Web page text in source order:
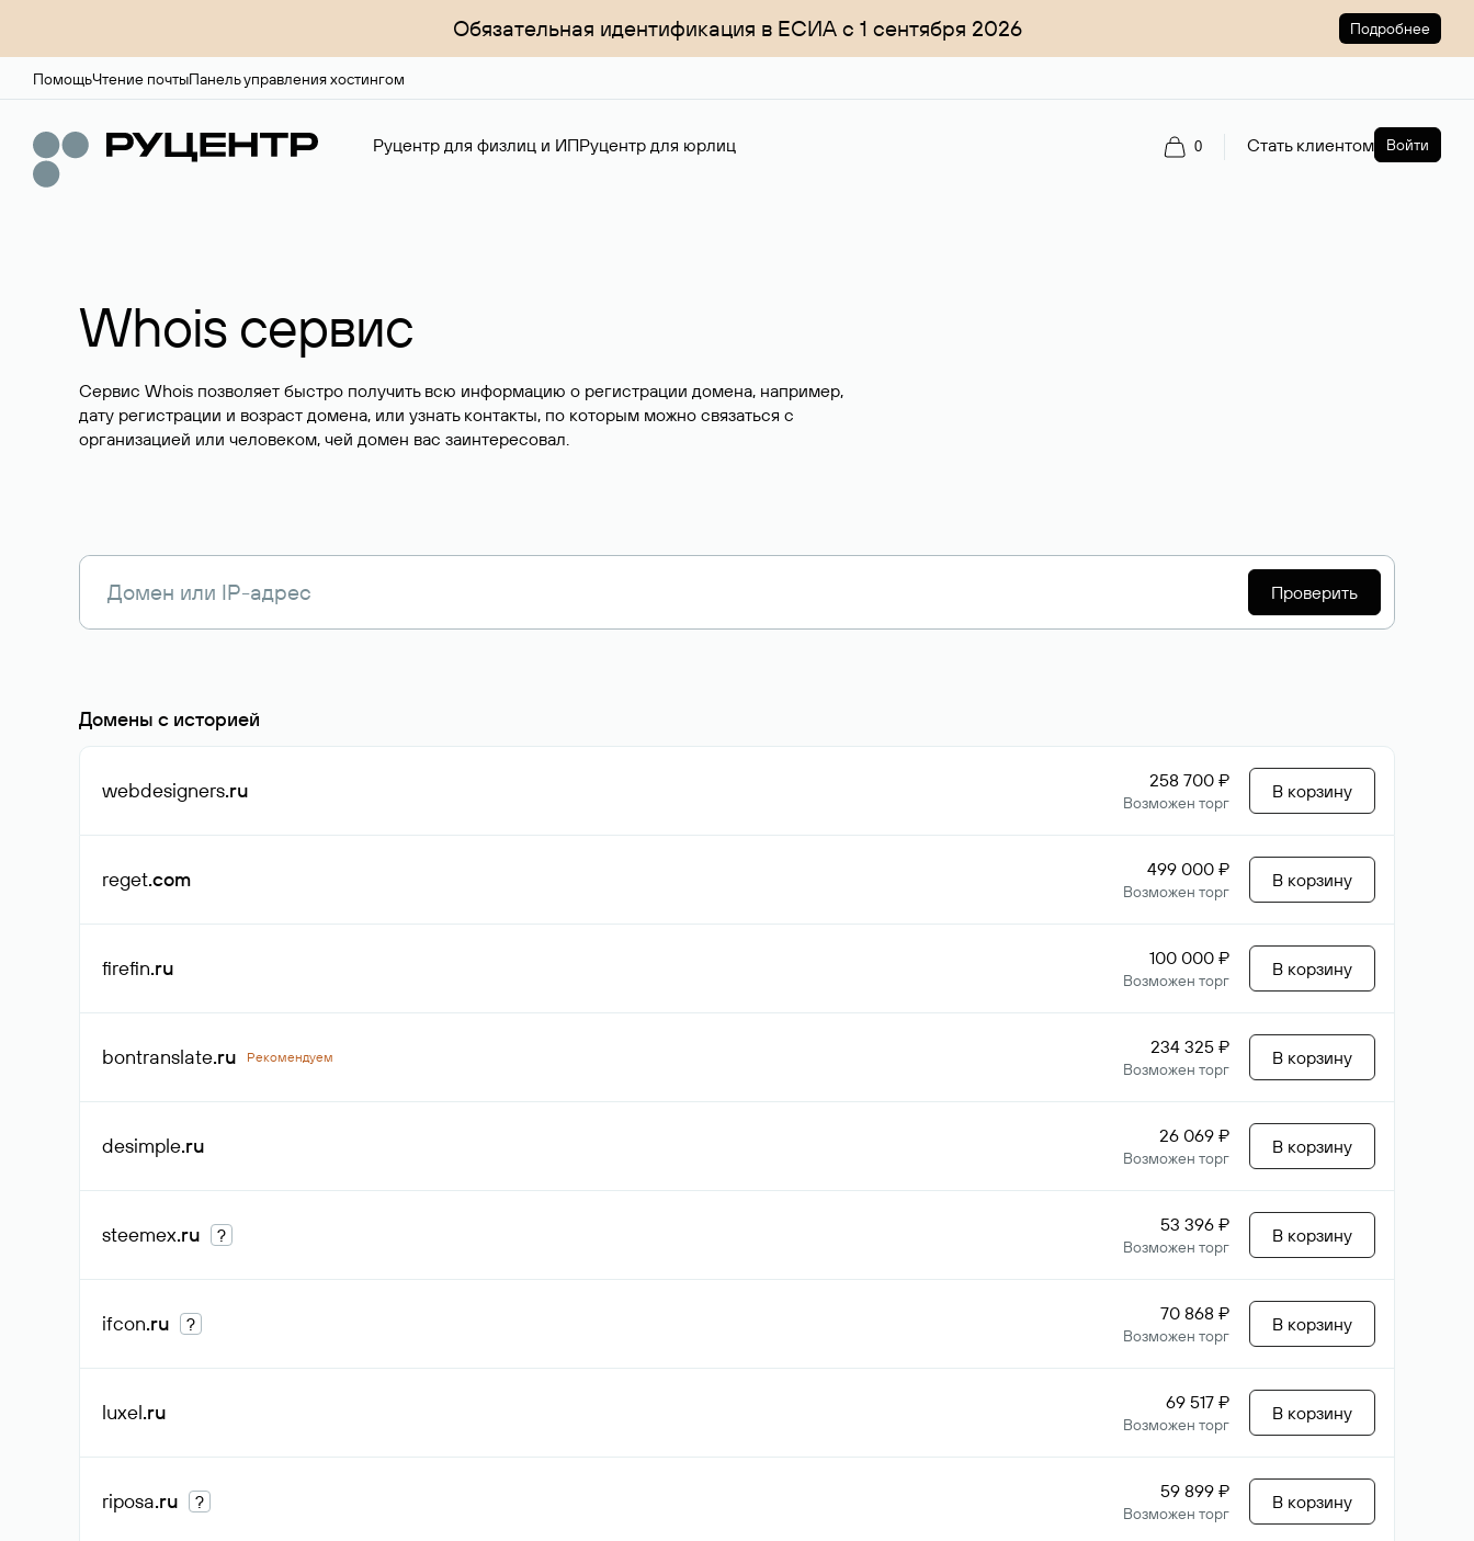
Обязательная идентификация в ЕСИА с 1 сентября 2026 Подробнее
ПомощьЧтение почтыПанель управления хостингом
Руцентр для физлиц и ИПРуцентр для юрлиц 0 Стать клиентом Войти
Whois сервис
Сервис Whois позволяет быстро получить всю информацию о регистрации домена, например,
дату регистрации и возраст домена, или узнать контакты, по которым можно связаться с
организацией или человеком, чей домен вас заинтересовал.
Проверить
Домены с историей
webdesigners.ru 258 700 ₽
Возможен торг
В корзину
reget.com 499 000 ₽
Возможен торг
В корзину
firefin.ru 100 000 ₽
Возможен торг
В корзину
bontranslate.ru Рекомендуем 234 325 ₽
Возможен торг
В корзину
desimple.ru 26 069 ₽
Возможен торг
В корзину
steemex.ru ? 53 396 ₽
Возможен торг
В корзину
ifcon.ru ? 70 868 ₽
Возможен торг
В корзину
luxel.ru 69 517 ₽
Возможен торг
В корзину
riposa.ru ? 59 899 ₽
Возможен торг
В корзину